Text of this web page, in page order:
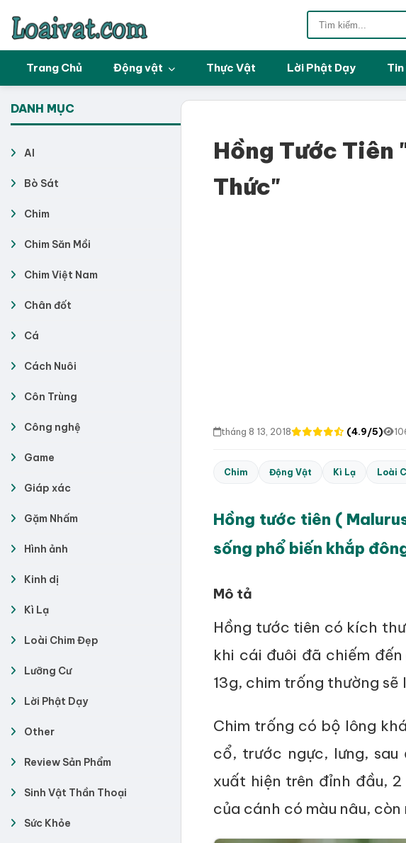
Trang Chủ Động vật Thực Vật Lời Phật Dạy
DANH MỤC
AI
Bò Sát
Chim
Chim Săn Mồi
Chim Việt Nam
Chân đốt
Cá
Cách Nuôi
Côn Trùng
Công nghệ
Game
Giáp xác
Gặm Nhấm
Hình ảnh
Kinh dị
Kì Lạ
Loài Chim Đẹp
Lưỡng Cư
Lời Phật Dạy
Other
Review Sản Phẩm
Sinh Vật Thần Thoại
Sức Khỏe
Hồng Tước Tiên
Thức"
tháng 8 13, 2018 (4.9/5)
Chim Động Vật Kì Lạ Loài
Hồng tước tiên (
sống phổ biến khắp
Mô tả
Hồng tước tiên có kích
khi cái đuôi đã chiếm
13g, chim trống thường
Chim trống có bộ lông
cổ, trước ngực, lưng, sau
xuất hiện trên đỉnh đầu,
của cánh có màu nâu,